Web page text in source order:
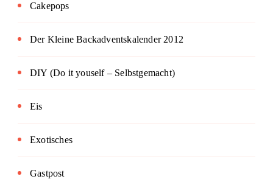
Cakepops
Der Kleine Backadventskalender 2012
DIY (Do it youself – Selbstgemacht)
Eis
Exotisches
Gastpost